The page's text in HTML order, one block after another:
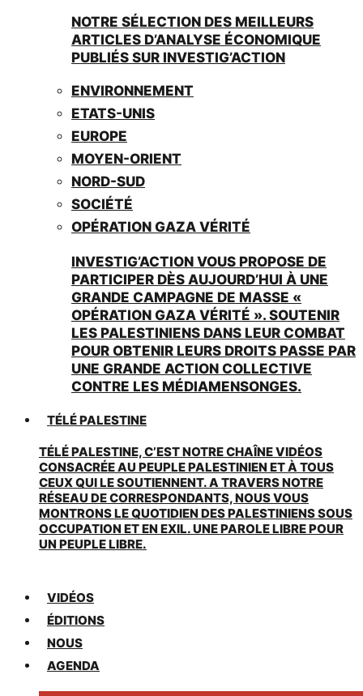
NOTRE SÉLECTION DES MEILLEURS
ARTICLES D’ANALYSE ÉCONOMIQUE
PUBLIÉS SUR INVESTIG’ACTION
ENVIRONNEMENT
ETATS-UNIS
EUROPE
MOYEN-ORIENT
NORD-SUD
SOCIÉTÉ
OPÉRATION GAZA VÉRITÉ
INVESTIG’ACTION VOUS PROPOSE DE
PARTICIPER DÈS AUJOURD’HUI À UNE
GRANDE CAMPAGNE DE MASSE «
OPÉRATION GAZA VÉRITÉ ». SOUTENIR
LES PALESTINIENS DANS LEUR COMBAT
POUR OBTENIR LEURS DROITS PASSE PAR
UNE GRANDE ACTION COLLECTIVE
CONTRE LES MÉDIAMENSONGES.
TÉLÉ PALESTINE
TÉLÉ PALESTINE, C’EST NOTRE CHAÎNE VIDÉOS
CONSACRÉE AU PEUPLE PALESTINIEN ET À TOUS
CEUX QUI LE SOUTIENNENT. A TRAVERS NOTRE
RÉSEAU DE CORRESPONDANTS, NOUS VOUS
MONTRONS LE QUOTIDIEN DES PALESTINIENS SOUS
OCCUPATION ET EN EXIL. UNE PAROLE LIBRE POUR
UN PEUPLE LIBRE.
VIDÉOS
ÉDITIONS
NOUS
AGENDA